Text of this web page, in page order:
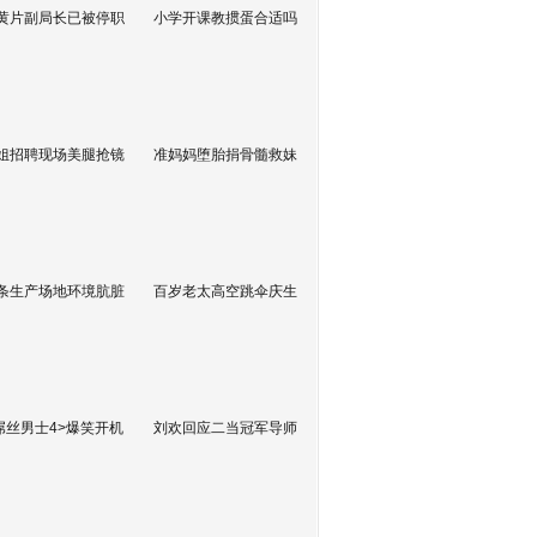
片副局长已被停职 小学开课教掼蛋合适吗
招聘现场美腿抢镜 准妈妈堕胎捐骨髓救妹
生产场地环境肮脏 百岁老太高空跳伞庆生
丝男士4>爆笑开机 刘欢回应二当冠军导师